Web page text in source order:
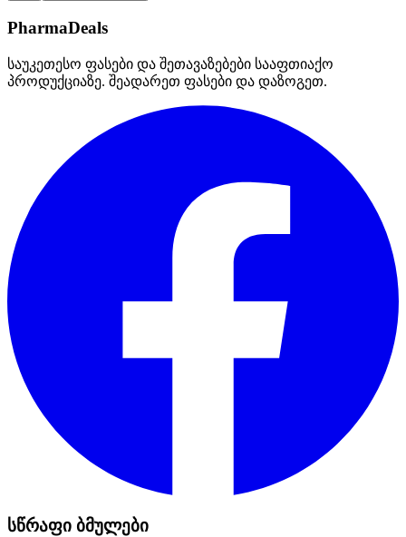
PharmaDeals
საუკეთესო ფასები და შეთავაზებები სააფთიაქო
პროდუქციაზე. შეადარეთ ფასები და დაზოგეთ.
სწრაფი ბმულები